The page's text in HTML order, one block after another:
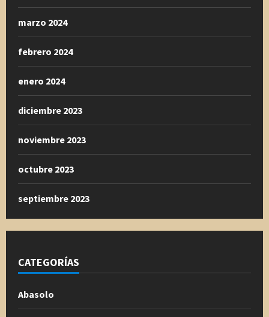
marzo 2024
febrero 2024
enero 2024
diciembre 2023
noviembre 2023
octubre 2023
septiembre 2023
CATEGORÍAS
Abasolo